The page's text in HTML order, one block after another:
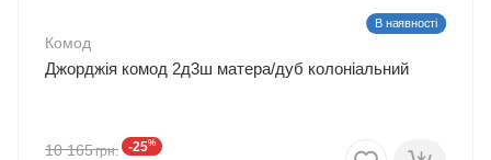
В наявності
Комод
Джорджія комод 2д3ш матера/дуб колоніальний
10 165 -25%